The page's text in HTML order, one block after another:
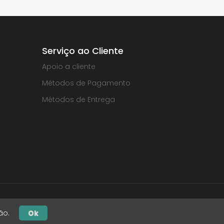
Ok
Serviço ao Cliente
Apoio a cliente
Métodos de Pagamento
Métodos de Entrega